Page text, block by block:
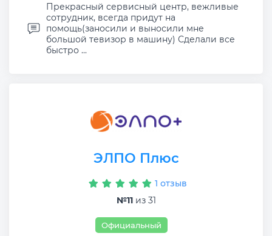
Прекрасный сервисный центр, вежливые
сотрудник, всегда придут на
помощь(заносили и выносили мне
большой тевизор в машину) Сделали все
быстро ...
ЭЛПО Плюс
1 отзыв
№11из 31
Официальный